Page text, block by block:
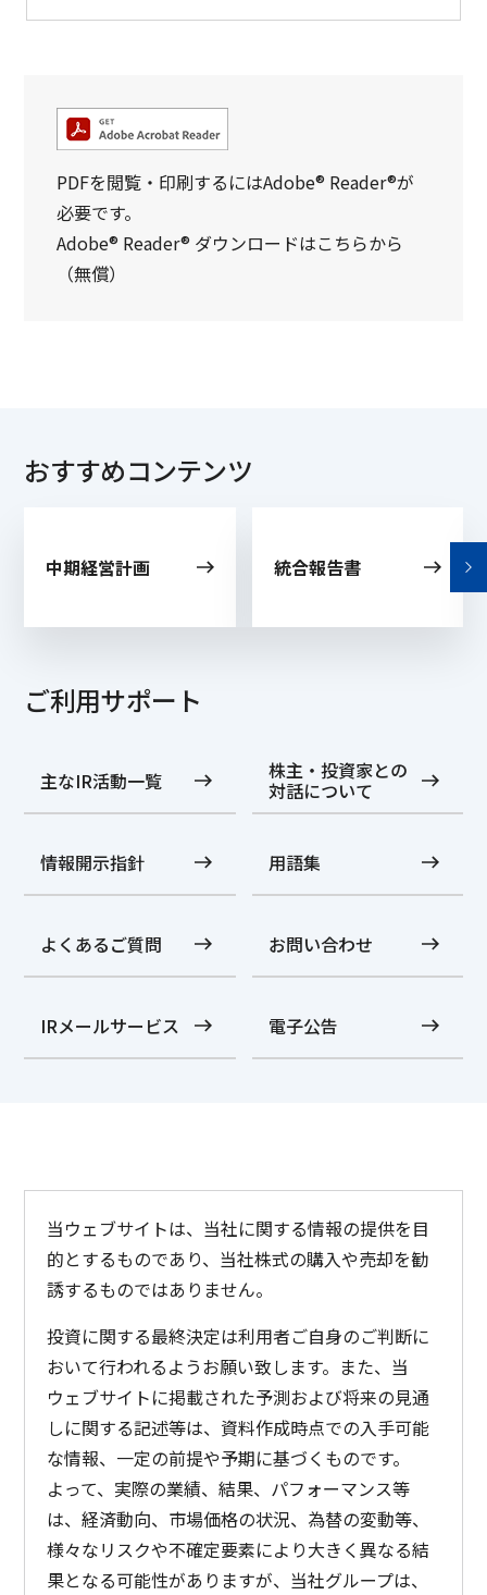
PDFを閲覧・印刷するにはAdobe® Reader®が
必要です。
Adobe® Reader® ダウンロードはこちらから
（無償）
おすすめコンテンツ
中期経営計画 統合報告書
ご利用サポート
主なIR活動一覧 株主・投資家との
対話について
情報開示指針 用語集
よくあるご質問 お問い合わせ
IRメールサービス 電子公告
当ウェブサイトは、当社に関する情報の提供を目
的とするものであり、当社株式の購入や売却を勧
誘するものではありません。
投資に関する最終決定は利用者ご自身のご判断に
おいて行われるようお願い致します。また、当
ウェブサイトに掲載された予測および将来の見通
しに関する記述等は、資料作成時点での入手可能
な情報、一定の前提や予期に基づくものです。
よって、実際の業績、結果、パフォーマンス等
は、経済動向、市場価格の状況、為替の変動等、
様々なリスクや不確定要素により大きく異なる結
果となる可能性がありますが、当社グループは、